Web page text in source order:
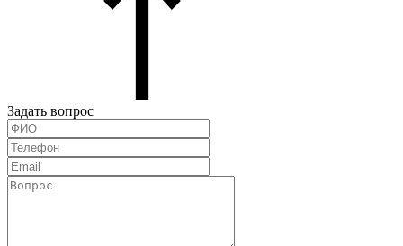
Задать вопрос